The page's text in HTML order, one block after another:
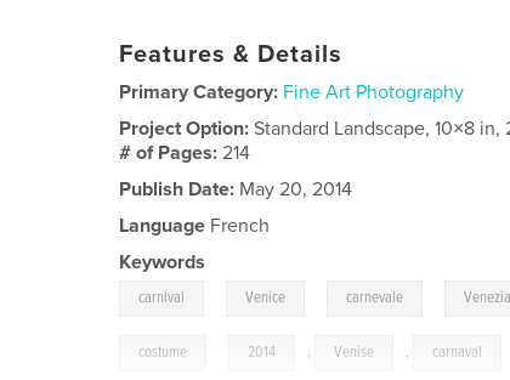
Features & Details
Primary Category: Fine Art Photography
Project Option:Standard Landscape, 10×8 in,
# of Pages:214
Publish Date: May 20, 2014
Language French
Keywords
carnival Venice carnevale Venezia
costume 2014 , Venise , carnaval